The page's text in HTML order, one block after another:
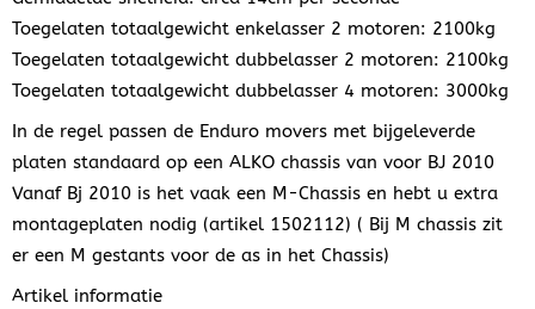
Toegelaten totaalgewicht enkelasser 2 motoren: 2100kg
Toegelaten totaalgewicht dubbelasser 2 motoren: 2100kg
Toegelaten totaalgewicht dubbelasser 4 motoren: 3000kg
In de regel passen de Enduro movers met bijgeleverde
platen standaard op een ALKO chassis van voor BJ 2010
Vanaf Bj 2010 is het vaak een M-Chassis en hebt u extra
montageplaten nodig (artikel 1502112) ( Bij M chassis zit
er een M gestants voor de as in het Chassis)
Artikel informatie